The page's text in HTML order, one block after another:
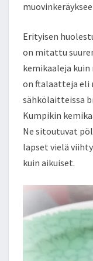
Erityisen
on mitattu
kemikaaleja kuin
on ftalaatteja eli
sähkölaitteissa
Kumpikin
Ne sitoutuvat
lapset vielä
kuin aikuiset.